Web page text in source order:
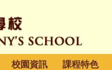
校園資訊 課程特色